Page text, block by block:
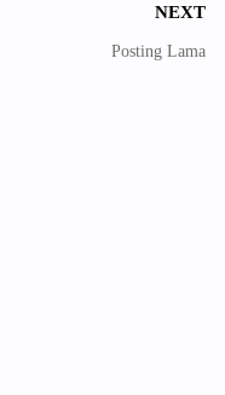
NEXT
Posting Lama